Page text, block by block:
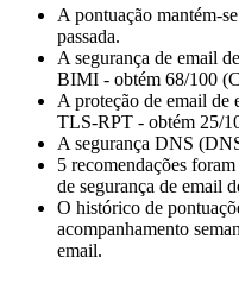
A pontuação mantém-
passada.
A segurança de email
BIMI - obtém 68/100
A proteção de email
TLS-RPT - obtém 25/
A segurança DNS
5 recomendações
de segurança de email
O histórico de
acompanhamento
email.